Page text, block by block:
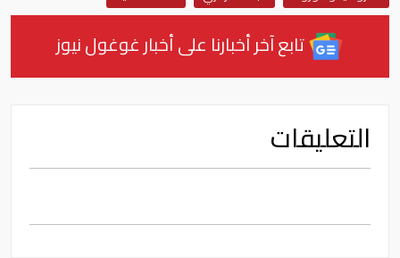
تابع آخر أخبارنا على أخبار غوغول نيوز
التعليقات